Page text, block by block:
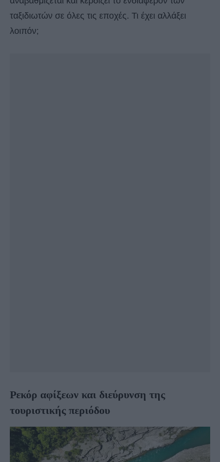
ταξιδιωτών σε όλες τις εποχές. Τι έχει αλλάξει
λοιπόν;
Ρεκόρ αφίξεων και διεύρυνση της
τουριστικής περιόδου